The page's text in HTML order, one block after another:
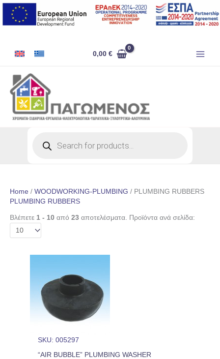
Skip
content
0,00€
Home / WOODWORKING-PLUMBING / PLUMBING RUBBERS
PLUMBING RUBBERS
Βλέπετε 1 - 10 από 23 αποτελέσματα. Προϊόντα ανά σελίδα:
SKU: 005297
“AIR BUBBLE” PLUMBING WASHER